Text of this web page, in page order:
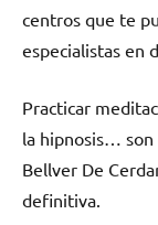
centros quе te
especialistas en
Practicar
la hipnosis… son
Bellver De
definitiva.